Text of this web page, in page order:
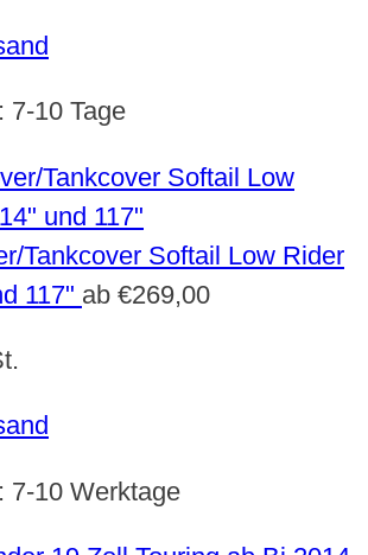
7-10 Tage
Tankcover Softail Low Rider
117" ab €269,00
7-10 Werktage